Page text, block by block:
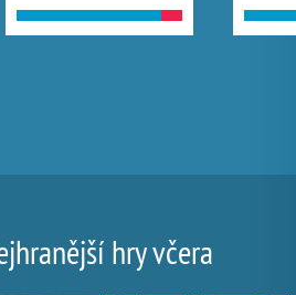
hry včera